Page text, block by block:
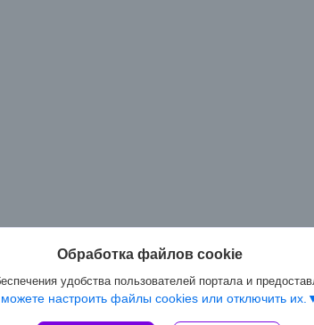
Обработка файлов cookie
удобства пользователей портала и
настроить файлы cookies или отключить их.